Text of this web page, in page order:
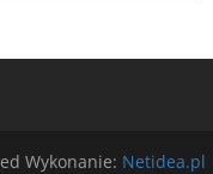
Wykonanie: Netidea.pl